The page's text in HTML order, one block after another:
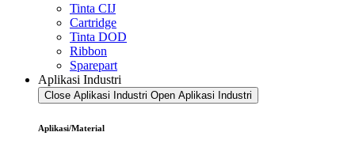
Tinta CIJ
Cartridge
Tinta DOD
Ribbon
Sparepart
Aplikasi Industri
Close Aplikasi Industri Open Aplikasi Industri
Aplikasi/Material